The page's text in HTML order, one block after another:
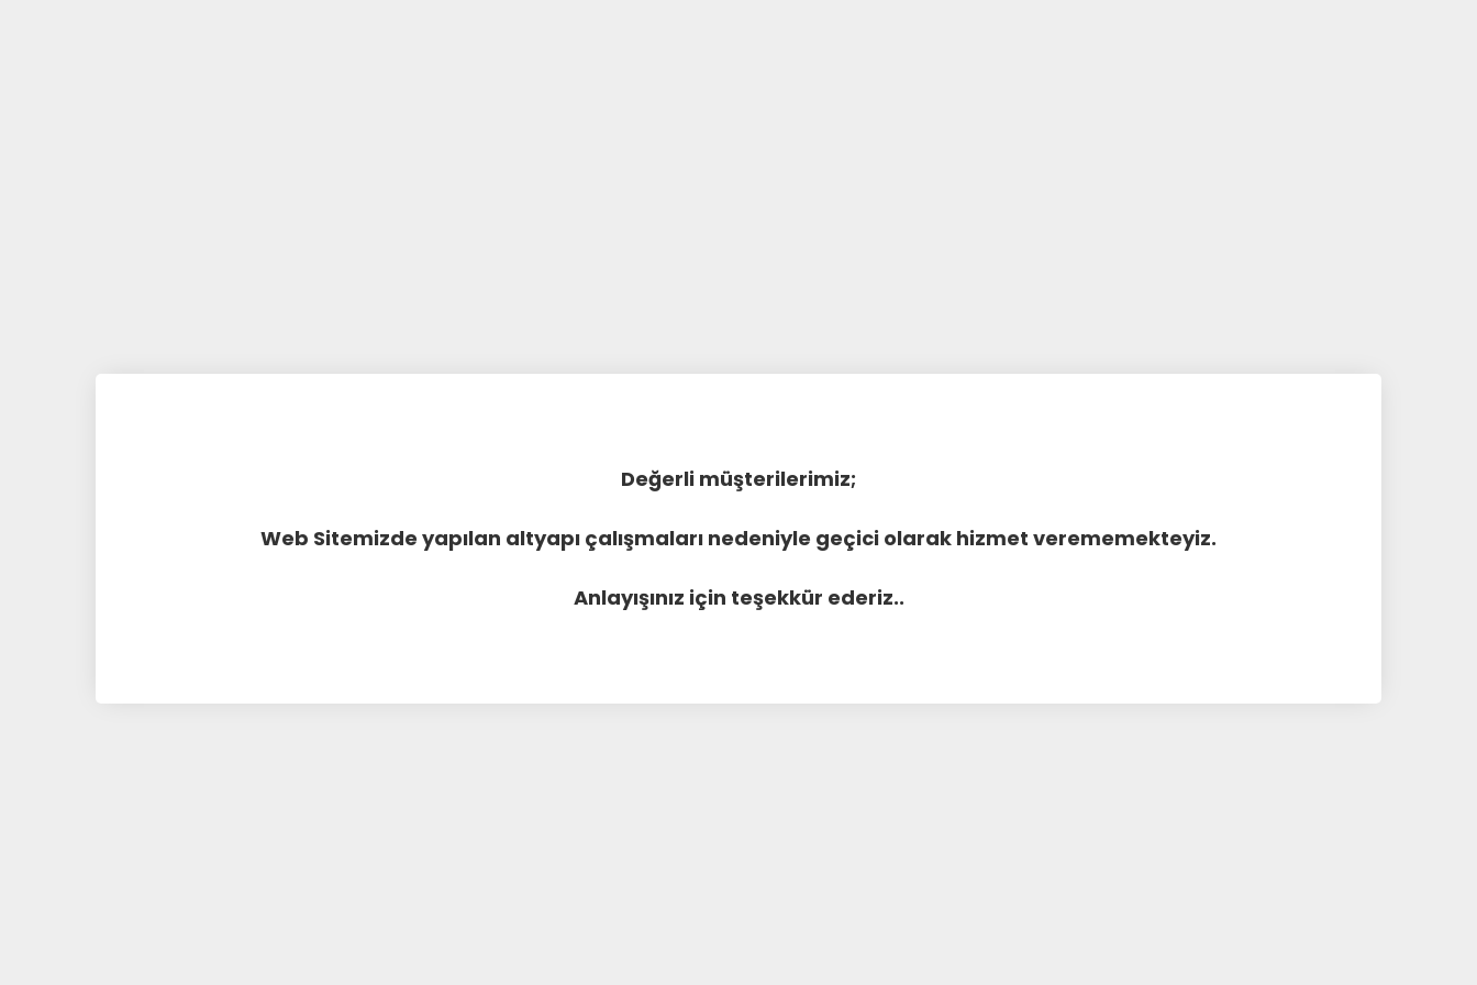
Değerli müşterilerimiz;
Web Sitemizde yapılan altyapı çalışmaları nedeniyle geçici olarak hizmet verememekteyiz.
Anlayışınız için teşekkür ederiz..